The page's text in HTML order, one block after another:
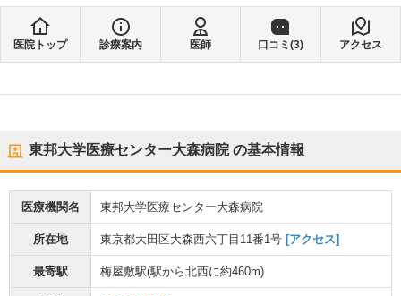
医院トップ 診療案内 医師 口コミ(3) アクセス
東邦大学医療センター大森病院の基本情報
医療機関名 東邦大学医療センター大森病院
所在地 東京都大田区大森西六丁目11番1号 [アクセス]
最寄駅 梅屋敷駅(駅から北西に約460m)